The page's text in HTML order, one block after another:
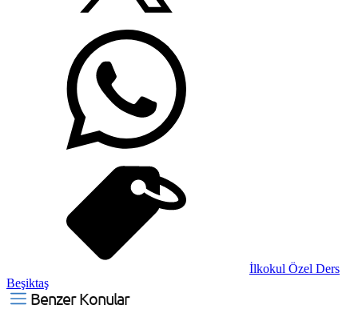
İlkokul Özel Ders
Beşiktaş
Benzer Konular